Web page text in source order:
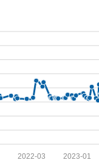
2023-01
2022-03